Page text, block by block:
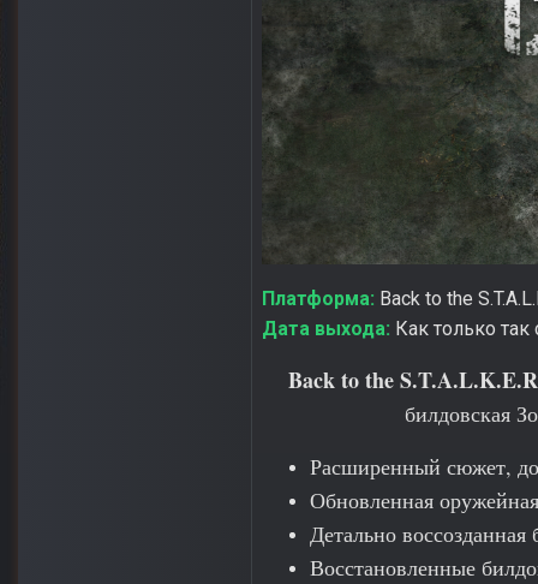
Платформа: Back to the
Дата выхода: Как только так
Back to the
билдовская
Расширенный сюжет,
Обновленная
Детально воссозданная
Восстановленные